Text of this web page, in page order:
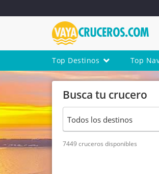
Top Destinos Top
Busca tu crucero
7449 cruceros disponibles